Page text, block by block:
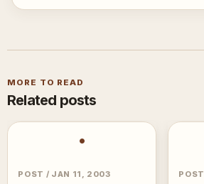
MORE TO READ
Related posts
•
POST / JAN 11, 2003 POST